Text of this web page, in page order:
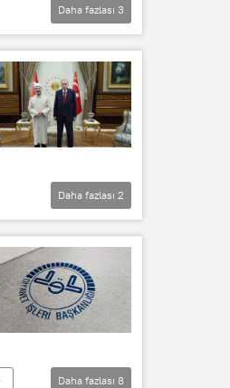
Daha fazlası 3
Daha fazlası 2
Daha fazlası 8